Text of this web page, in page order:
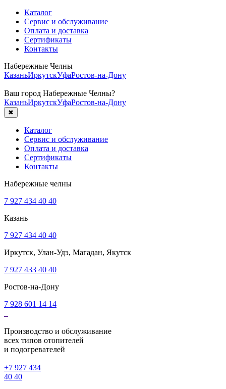
Каталог
Сервис и обслуживание
Оплата и доставка
Сертификаты
Контакты
Набережные Челны
КазаньИркутскУфаРостов-на-Дону
Ваш город Набережные Челны?
КазаньИркутскУфаРостов-на-Дону
✖
Каталог
Сервис и обслуживание
Оплата и доставка
Сертификаты
Контакты
Набережные челны
7 927 434 40 40
Казань
7 927 434 40 40
Иркутск, Улан-Удэ, Магадан, Якутск
7 927 433 40 40
Ростов-на-Дону
7 928 601 14 14
Производство и обслуживание
всех типов отопителей
и подогревателей
+7 927 434
40 40